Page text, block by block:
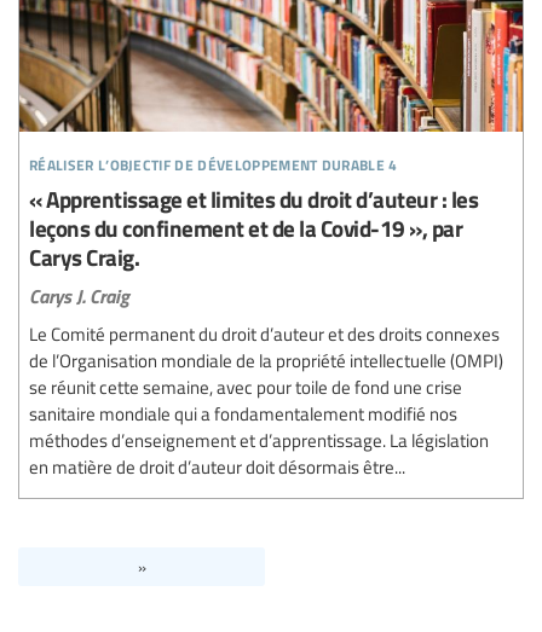
réaliser l’objectif de développement durable 4
« Apprentissage et limites du droit d’auteur : les
leçons du confinement et de la Covid-19 », par
Carys Craig.
Carys J. Craig
Le Comité permanent du droit d’auteur et des droits connexes
de l’Organisation mondiale de la propriété intellectuelle (OMPI)
se réunit cette semaine, avec pour toile de fond une crise
sanitaire mondiale qui a fondamentalement modifié nos
méthodes d’enseignement et d’apprentissage. La législation
en matière de droit d’auteur doit désormais être...
»